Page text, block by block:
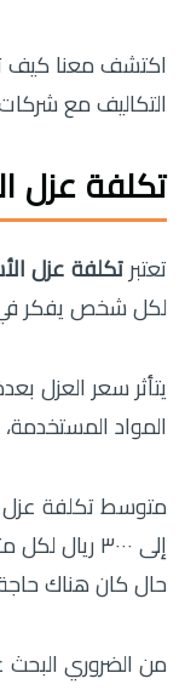
اكتشف معنا كيف
التكاليف مع
تكلفة عزل
تعتبر تكلفة عزل
لكل شخص يفكر
يتأثر سعر العزل
المواد
إلى ٣٠٠٠
حال كان هناك
من الضروري